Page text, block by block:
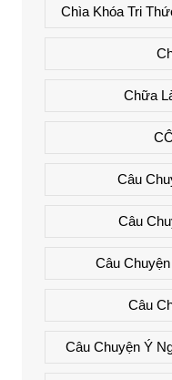
Chìa Khóa Tri
Chữa
Câu
Câu
Câu
Câu
Câu Chuyện Ý